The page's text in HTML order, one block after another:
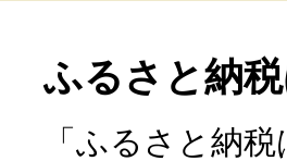
ふるさと納
「ふるさと納